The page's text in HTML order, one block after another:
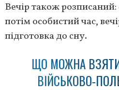
Вечір також
потім особистий час,
підготовка до сну.
ЩО МОЖНА
ВІЙСЬКОВО-